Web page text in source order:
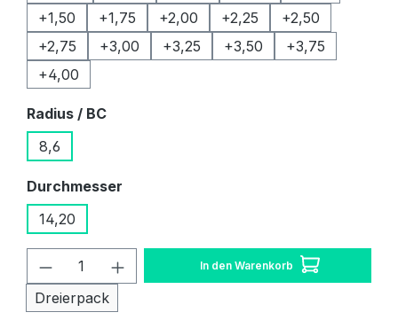
+1,50
+1,75 +2,00 +2,25
+2,50
+2,75
+3,00 +3,25 +3,50
+3,75
+4,00
Radius / BCauswählen
8,6
Durchmesser
14,20
Produkt Anzahl: Gib den
Dreierpack
In den Warenkorb